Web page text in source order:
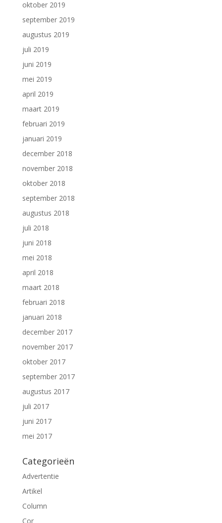
oktober 2019
september 2019
augustus 2019
juli 2019
juni 2019
mei 2019
april 2019
maart 2019
februari 2019
januari 2019
december 2018
november 2018
oktober 2018
september 2018
augustus 2018
juli 2018
juni 2018
mei 2018
april 2018
maart 2018
februari 2018
januari 2018
december 2017
november 2017
oktober 2017
september 2017
augustus 2017
juli 2017
juni 2017
mei 2017
Categorieën
Advertentie
Artikel
Column
Cor